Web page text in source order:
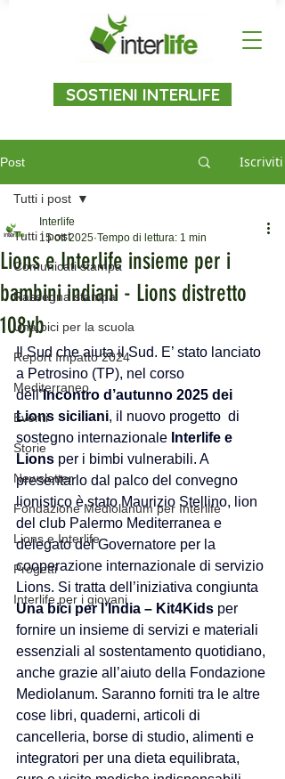
SOSTIENI INTERLIFE
Post Iscriviti
Tutti i post
Comunicati stampa
Rassegna stampa
Una bici per la scuola
Report Impatto 2024
Mediterraneo
Eventi
Storie
Newsletter
Fondazione Mediolanum per Interlife
Lions e Interlife
Progetti
Interlife per i giovani
Tutti i post
Lions e Interlife insieme per i
bambini indiani - Lions distretto
108yb
Interlife
15 ott 2025 Tempo di lettura: 1 min
Il Sud che aiuta il Sud. E’ stato lanciato
a Petrosino (TP), nel corso
dell’Incontro d’autunno 2025 dei
Lions siciliani, il nuovo progetto  di
sostegno internazionale Interlife e
Lions per i bimbi vulnerabili. A
presentarlo dal palco del convegno
lionistico è stato Maurizio Stellino, lion
del club Palermo Mediterranea e
delegato del Governatore per la
cooperazione internazionale di servizio
Lions. Si tratta dell’iniziativa congiunta
Una bici per l’India – Kit4Kids per
fornire un insieme di servizi e materiali
essenziali al sostentamento quotidiano,
anche grazie all’aiuto della Fondazione
Mediolanum. Saranno forniti tra le altre
cose libri, quaderni, articoli di
cancelleria, borse di studio, alimenti e
integratori per una dieta equilibrata,